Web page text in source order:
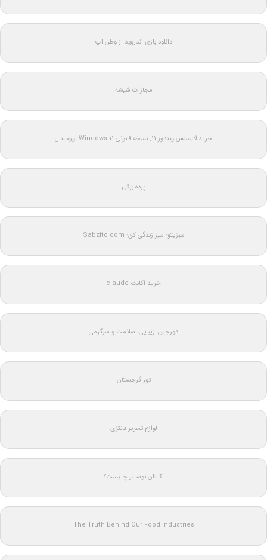
دانلود بازی اندروید از وطن اپ
مجازات شیشه
خرید لایسنس ویندوز 11: نسخه قانونی Windows 11 اورجینال
پرده برقی
سبزیتو: سبز زندگی کن: Sabzito.com
خرید اکانت claude
دورجین؛ زیبایی، سلامت و سرگرمی
تور گرجستان
لوازم تحریر فانتزی
اکـتان بوسـتر چـیست؟
The Truth Behind Our Food Industries